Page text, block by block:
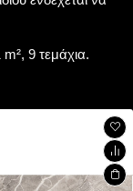
9 τεμάχια.